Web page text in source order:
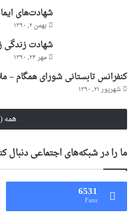
شهادت‌های
بهمن ۲, ۱۳۹۰
شهادت زندگی
مهر ۲۴, ۱۳۹۰
کنفرانس تابستانی شورای همگام –
شهریور ۲۱, ۱۳۹۰
همه (40)
ما را در شبکه‌های اجتماعی دنبال
6531
Fans